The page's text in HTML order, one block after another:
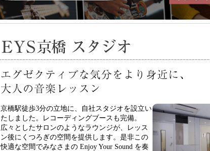
京橋駅徒歩3分の立地に、自社スタジオを設立い
たしました。レコーディングブースも完備。
広々としたサロンのようなラウンジが、レッス
ン後にくつろぎの空間を提供します。是非この
快適な空間でみなさまの Enjoy Your Sound を奏